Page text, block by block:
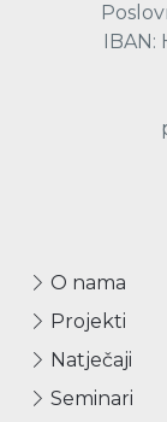
IBAN:
O nama
Projekti
Natječaji
Seminari